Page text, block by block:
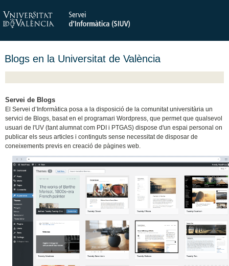
Blogs en la Universitat de València
Servei de Blogs
El Servei d’Informàtica posa a la disposició de la comunitat universitària un
servici de Blogs, basat en el programari Wordpress, que permet que qualsevol
usuari de l'UV (tant alumnat com PDI i PTGAS) dispose d'un espai personal on
publicar els seus articles i continguts sense necessitat de disposar de
coneixements previs en creació de pàgines web.